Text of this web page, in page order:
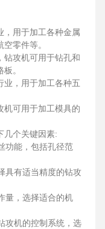
用于加工各种金属
零件等。
攻机可用于钻孔和
。
，用于加工各种五
可用于加工模具的
几个关键因素:
能，包括孔径范
有适当精度的钻攻
，选择适合的机
机的控制系统，选